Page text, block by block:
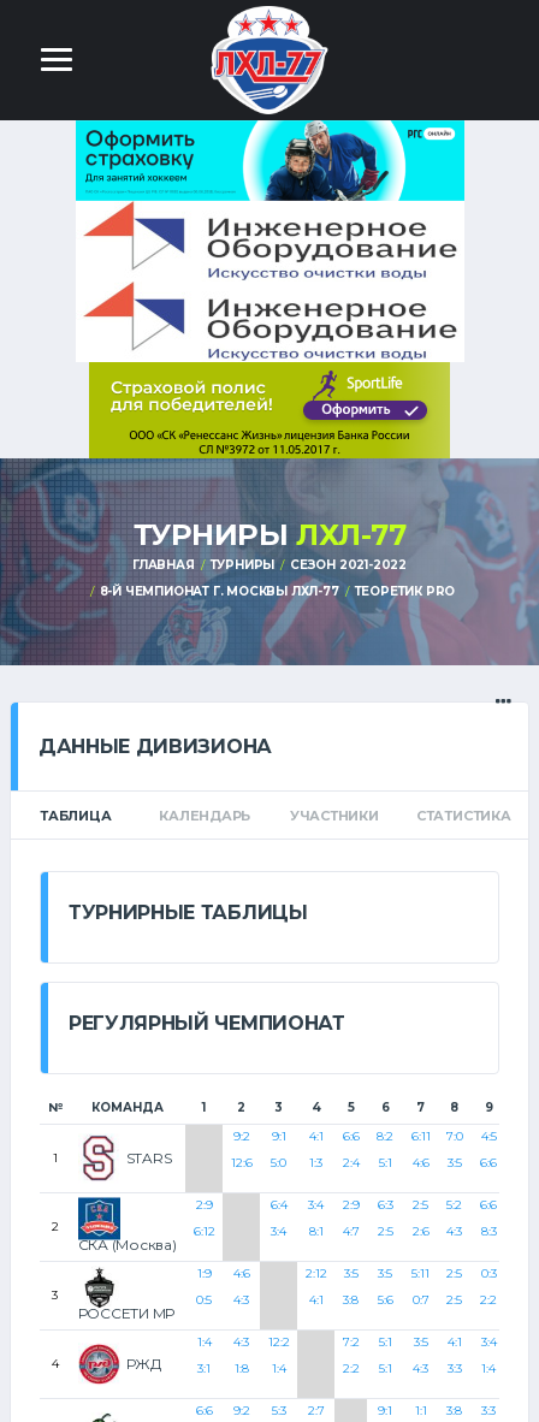
ТУРНИРЫЛХЛ-77
ГЛАВНАЯ ТУРНИРЫ
СЕЗОН 2021-2022
8-Й ЧЕМПИОНАТ Г. МОСКВЫ ЛХЛ-77
ТЕОРЕТИК PRO
ДАННЫЕ ДИВИЗИОНА
ТАБЛИЦА КАЛЕНДАРЬ УЧАСТНИКИ СТАТИСТИКА
ТУРНИРНЫЕ ТАБЛИЦЫ
РЕГУЛЯРНЫЙ ЧЕМПИОНАТ
№ КОМАНДА 1 2 3 4 5 6 7 8 9
1 STARS
9:2
12:6
9:1
5:0
4:1
1:3
6:6
2:4
8:2
5:1
6:11
4:6
7:0
3:5
4:5
6:6
2
СКА (Москва)
2:9
6:12
6:4
3:4
3:4
8:1
2:9
4:7
6:3
2:5
2:5
2:6
5:2
4:3
6:6
8:3
3
РОССЕТИ МР
1:9
0:5
4:6
4:3
2:12
4:1
3:5
3:8
3:5
5:6
5:11
0:7
2:5
2:5
0:3
2:2
4 РЖД
1:4
3:1
4:3
1:8
12:2
1:4
7:2
2:2
5:1
5:1
3:5
4:3
4:1
3:3
3:4
1:4
6:6
9:2
5:3
2:7
9:1
1:1
3:8
3:3